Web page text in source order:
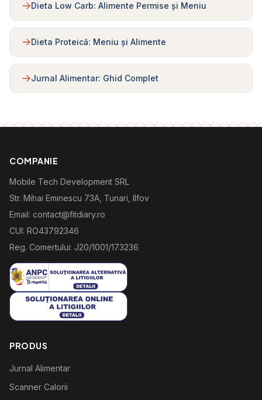
Dieta Low Carb: Alimente Permise și Meniu
Dieta Proteică: Meniu și Alimente
Jurnal Alimentar: Ghid Complet
COMPANIE
Mobile Tech Development SRL
Str. Mihai Eminescu 73A, Tunari, Ilfov
Email: contact@fitdiary.ro
CUI: RO43792346
Reg. Comertului: J20/1001/173236
PRODUS
Jurnal Alimentar
Scanner Calorii